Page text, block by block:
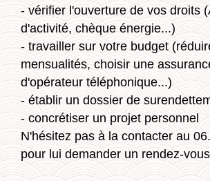
- vérifier l'ouverture de vos droits
d'activité, chèque énergie...)
- travailler sur votre budget
mensualités, choisir une
d'opérateur téléphonique...)
- établir un dossier de
- concrétiser un projet personnel
N'hésitez pas à la contacter au
pour lui demander un rendez-